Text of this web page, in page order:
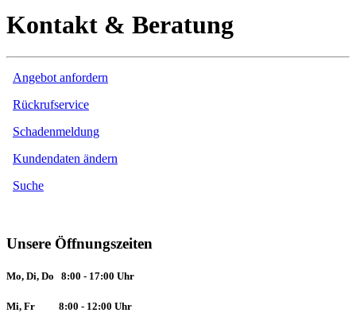
Kontakt & Beratung
Angebot anfordern
Rückrufservice
Schadenmeldung
Kundendaten ändern
Suche
Unsere Öffnungszeiten
Mo, Di, Do 8:00 - 17:00 Uhr
Mi, Fr 8:00 - 12:00 Uhr